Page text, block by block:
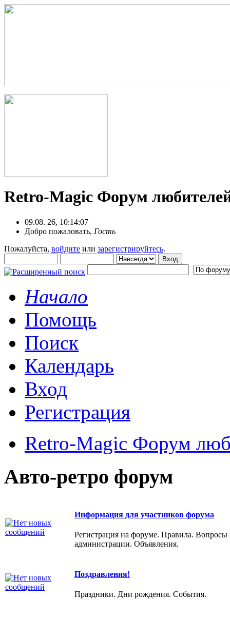
Retro-Magic Форум
09.08. 26, 10:14:07
Добро пожаловать, Гость
Пожалуйста, войдите или зарегистрируйтесь.
Начало
Помощь
Поиск
Календарь
Вход
Регистрация
Retro-Magic Форум
Авто-ретро форум
Информация для участников форума
Регистрация на форуме. Правила. Вопросы
администрации. Объявления.
Поздравления!
Праздники. Дни рождения. События.